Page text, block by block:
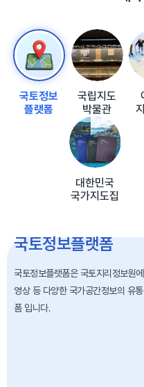
국토정보
플랫폼
국립지도
박물관
대한민국
국가지도집
국토정보플랫폼
국토정보플랫폼은 국토지리정보원
영상 등 다양한 국가공간정보의 유
폼 입니다.